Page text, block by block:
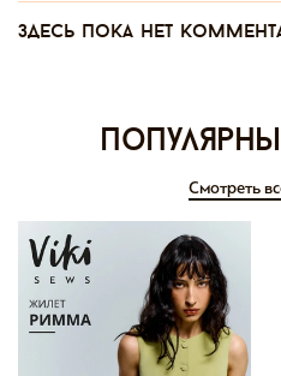
Здесь пока нет
Смотреть